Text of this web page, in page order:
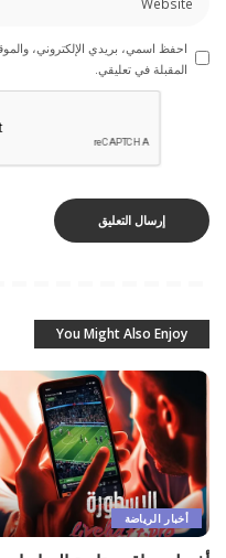
احفظ اسمي، بريدي الإلكتروني،
المقبلة في تعليقي.
You Might Also Enjoy
أخبار الرياضة